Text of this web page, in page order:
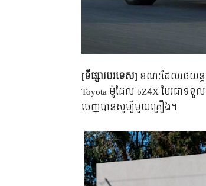
[ទីផ្សារបរទេស] ខណៈដែលរថយន្
Toyota ម៉ូដែល bZ4X បែរជា
ចេញបានសូម្បីមួយគ្រឿង។